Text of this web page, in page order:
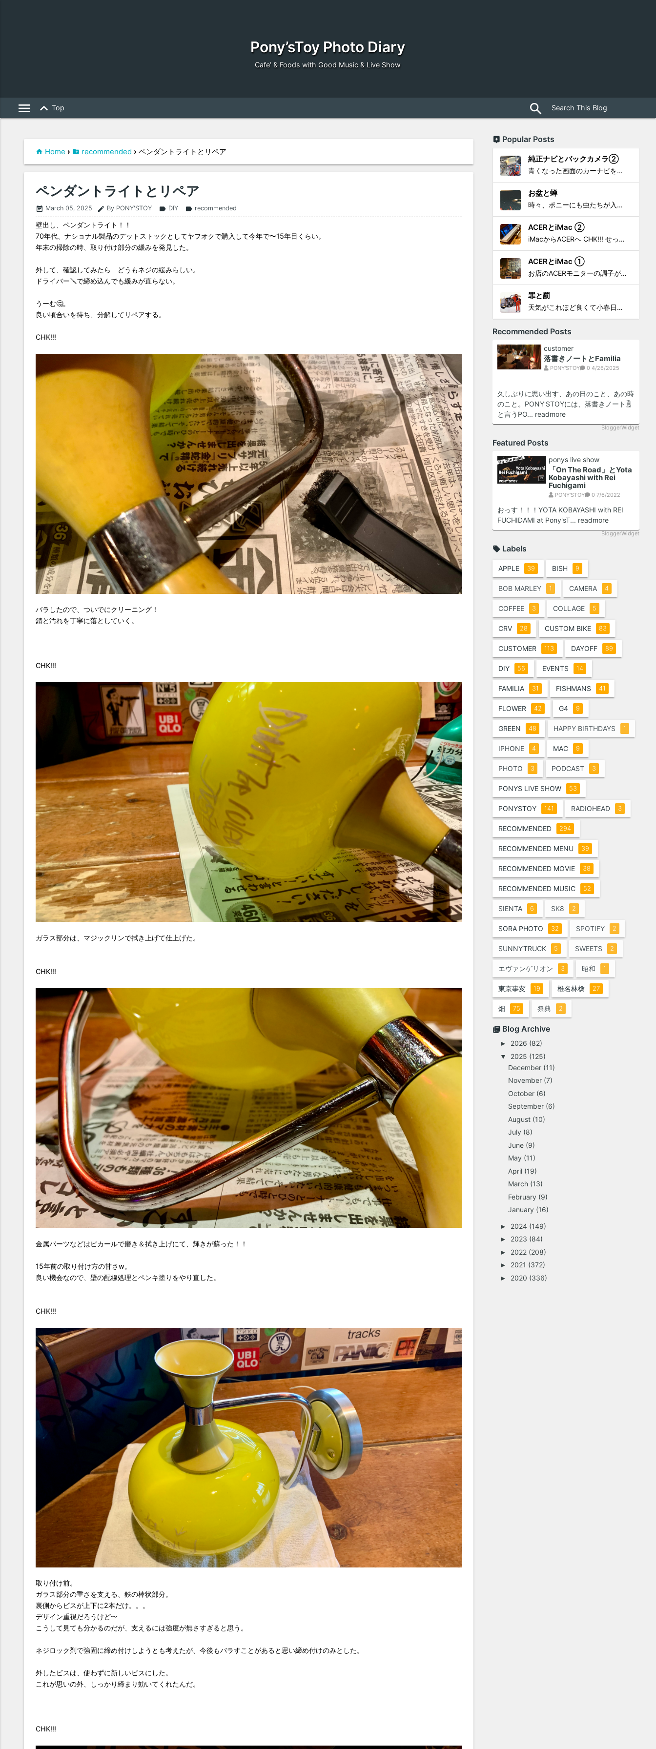
Pony’sToy Photo Diary
Cafe’ & Foods with Good Music & Live Show
menu keyboard_arrow_up Top search
Home › recommended › ペンダントライトとリペア
ペンダントライトとリペア
event_note March 05, 2025 edit By PONY'STOY label DIY label recommended
壁出し、ペンダントライト！！
70年代、ナショナル製品のデットストックとしてヤフオクで購入して今年で〜15年目くらい。
年末の掃除の時、取り付け部分の緩みを発見した。
外して、確認してみたら どうもネジの緩みらしい。
ドライバー🪛で締め込んでも緩みが直らない。
うーむ🤔。
良い頃合いを待ち、分解してリペアする。
CHK!!!
バラしたので、ついでにクリーニング！
錆と汚れを丁寧に落としていく。
CHK!!!
ガラス部分は、マジックリンで拭き上げて仕上げた。
CHK!!!
金属パーツなどはピカールで磨き＆拭き上げにて、輝きが蘇った！！
15年前の取り付け方の甘さw。
良い機会なので、壁の配線処理とペンキ塗りをやり直した。
CHK!!!
取り付け前。
ガラス部分の重さを支える、鉄の棒状部分。
裏側からビスが上下に2本だけ。。。
デザイン重視だろうけど〜
こうして見ても分かるのだが、支えるには強度が無さすぎると思う。
ネジロック剤で強固に締め付けしようとも考えたが、今後もバラすことがあると思い締め付けのみとした。
外したビスは、使わずに新しいビスにした。
これが思いの外、しっかり締まり効いてくれたんだ。
CHK!!!
Popular Posts
純正ナビとバックカメラ②
青くなった画面のカーナビをポン付で簡単に交換、出来ると思っていたら意外と闇多め!!!なDAY①から続く今回は、DAY②。 テスターで調べてみたのだが、結果的にバックカメラからナビ裏まで来てる、配線を見つけることが出来なかった前回。気付けば闇w。 さてさて、この頃のDVDナビ的なT...
お盆と蝉
時々、ポニーにも虫たちが入ってきます。 特にお盆の頃はどの虫かと気になり探してしまう。 今まではキリギリスやすいっちょん、今思えば今年は蝉だったのかな。
ACERとiMac ②
iMacからACERへ CHK!!! せっかく設置したんだけど〜 画面が真っ暗じゃしょうがないわな。 元のACERモニターを再度、設置🔥 画面のチラツキ、乱れなど不具合、多めですが 見れないより良い。 iMacへ繋いだ時、疑問があった。 せっかくの解像度を生かしてないこと。 2...
ACERとiMac ①
お店のACERモニターの調子がイマイチなので魔改造したiMacと入れ替え 外は豪雨、何処へも行かない火曜。 コツコツ作業スタートです!!! CHK!!! 何年かぶりにモニターを降ろした。 配線がぐちゃぐちゃ😂 要らないケーブルなど、使っていない部材などなど片付けて、拭き掃除w。...
罪と罰
天気がこれほど良くて小春日和で 🎧から、爆音で この曲しかない。 ループ・リピート再生。 CHK!!! ちなみに自分。 60歳になったら、この色でW114 乗っていたいですね。 罪と罰 PV このミュージック・ビデオ「罪と罰」は"自分のクルマを切る"というコ...
Recommended Posts
customer
落書きノートとFamilia
PONY'STOY 0 4/26/2025
久しぶりに思い出す、あの日のこと、あの時
のこと。PONY'STOYには、落書きノート🗒️
と言うPO... readmore
BloggerWidget
Featured Posts
ponys live show
「On The Road」とYota
Kobayashi with Rei
Fuchigami
PONY'STOY 0 7/6/2022
おっす！！！YOTA KOBAYASHI with REI
FUCHIDAMI at Pony'sT... readmore
BloggerWidget
Labels
APPLE 39 BISH 9
BOB MARLEY 1 CAMERA 4
COFFEE 3 COLLAGE 5
CRV 28 CUSTOM BIKE 83
CUSTOMER 113 DAYOFF 89
DIY 56 EVENTS 14
FAMILIA 31 FISHMANS 41
FLOWER 42 G4 9
GREEN 48 HAPPY BIRTHDAYS 1
IPHONE 4 MAC 9
PHOTO 3 PODCAST 3
PONYS LIVE SHOW 53
PONYSTOY 141 RADIOHEAD 3
RECOMMENDED 294
RECOMMENDED MENU 39
RECOMMENDED MOVIE 38
RECOMMENDED MUSIC 52
SIENTA 6 SK8 2
SORA PHOTO 32 SPOTIFY 2
SUNNYTRUCK 5 SWEETS 2
エヴァンゲリオン 3 昭和 1
東京事変 19 椎名林檎 27
畑 75 祭典 2
Blog Archive
► 2026 (82)
▼ 2025 (125)
December (11)
November (7)
October (6)
September (6)
August (10)
July (8)
June (9)
May (11)
April (19)
March (13)
February (9)
January (16)
► 2024 (149)
► 2023 (84)
► 2022 (208)
► 2021 (372)
► 2020 (336)